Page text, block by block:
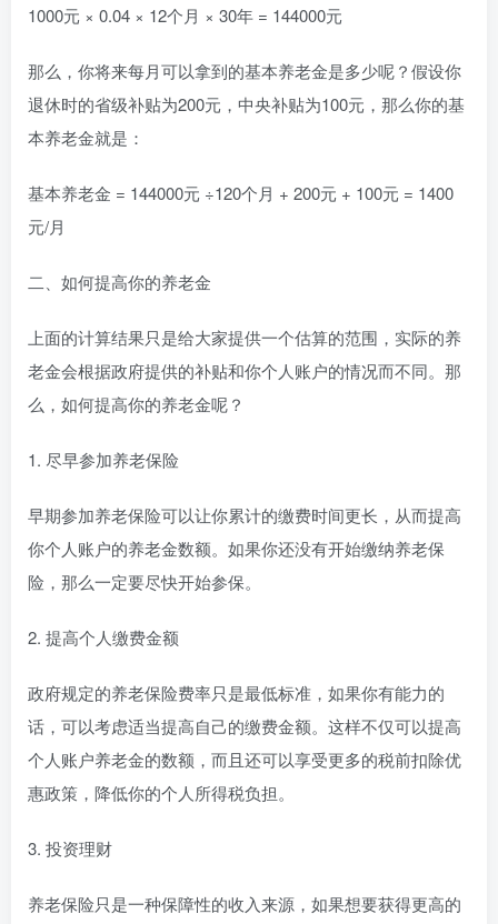
1000元 × 0.04 × 12个月 × 30年 = 144000元
那么，你将来每月可以拿到的基本养老金是多少呢？假设你
退休时的省级补贴为200元，中央补贴为100元，那么你的基
本养老金就是：
基本养老金 = 144000元 ÷120个月 + 200元 + 100元 = 1400
元/月
二、如何提高你的养老金
上面的计算结果只是给大家提供一个估算的范围，实际的养
老金会根据政府提供的补贴和你个人账户的情况而不同。那
么，如何提高你的养老金呢？
1. 尽早参加养老保险
早期参加养老保险可以让你累计的缴费时间更长，从而提高
你个人账户的养老金数额。如果你还没有开始缴纳养老保
险，那么一定要尽快开始参保。
2. 提高个人缴费金额
政府规定的养老保险费率只是最低标准，如果你有能力的
话，可以考虑适当提高自己的缴费金额。这样不仅可以提高
个人账户养老金的数额，而且还可以享受更多的税前扣除优
惠政策，降低你的个人所得税负担。
3. 投资理财
养老保险只是一种保障性的收入来源，如果想要获得更高的